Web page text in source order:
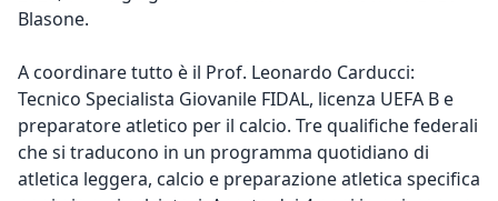
Blasone.
A coordinare tutto è il Prof. Leonardo Carducci:
Tecnico Specialista Giovanile FIDAL, licenza UEFA B e
preparatore atletico per il calcio. Tre qualifiche federali
che si traducono in un programma quotidiano di
atletica leggera, calcio e preparazione atletica specifica